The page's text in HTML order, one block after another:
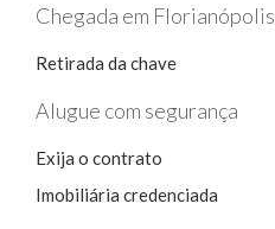
Chegada em Florianópolis
Retirada da chave
Alugue com segurança
Exija o contrato
Imobiliária credenciada